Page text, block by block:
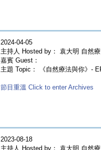
2024-04-05
主持人 Hosted by： 袁大明 自然
嘉賓 Guest：
主題 Topic： 《自然療法與你》-
節目重溫 Click to enter Archives
2023-08-18
主持人 Hosted by： 袁大明 自然